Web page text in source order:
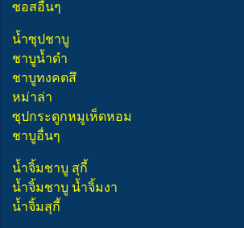
ซอสอื่นๆ
น้ำซุปชาบู
ชาบูน้ำดำ
ชาบูทงคตสึ
หม่าล่า
ซุปกระดูกหมูเห็ดหอม
ชาบูอื่นๆ
น้ำจิ้มชาบู สุกี้
น้ำจิ้มชาบู น้ำจิ้มงา
น้ำจิ้มสุกี้